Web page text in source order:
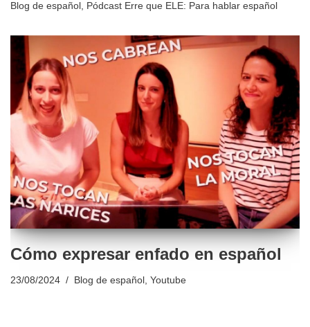
Blog de español , Pódcast Erre que ELE: Para hablar español
Cómo expresar enfado en español
23/08/2024 Blog de español , Youtube